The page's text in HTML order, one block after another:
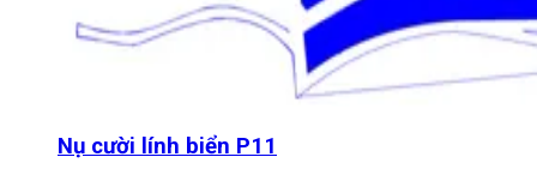
Nụ cười lính biển P11